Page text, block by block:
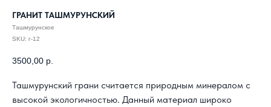
ГРАНИТ ТАШМУРУНСКИЙ
Ташмурунское
SKU: г-12
3500,00 р.
Ташмурунский грани считается природным минералом с
высокой экологичностью. Данный материал широко